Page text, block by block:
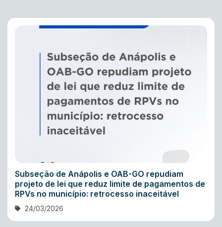
Subseção de Anápolis e OAB-GO repudiam
projeto de lei que reduz limite de pagamentos de
RPVs no município: retrocesso inaceitável
24/03/2026